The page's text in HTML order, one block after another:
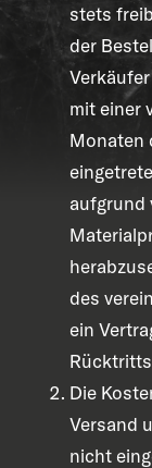
stets
der
mit einer
Monaten
aufgrund
des
ein
Die
Versand
nicht